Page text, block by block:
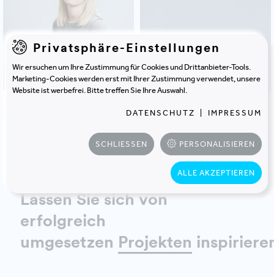
HOWON
ALLE ANZEIGEN
Lassen Sie sich von
erfolgreich
umgesetzen Projekten
Privatsphäre-Einstellungen
Wir ersuchen um Ihre Zustimmung für Cookies und Drittanbieter-Tools.
Marketing-Cookies werden erst mit Ihrer Zustimmung verwendet, unsere
Website ist werbefrei. Bitte treffen Sie Ihre Auswahl.
DATENSCHUTZ IMPRESSUM
SCHLIESSEN PERSONALISIEREN
ALLE AKZEPTIEREN